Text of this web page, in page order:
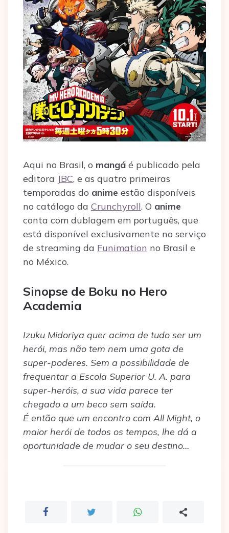
Aqui no Brasil, o mangá é publicado pela
editora JBC, e as quatro primeiras
temporadas do anime estão disponíveis
no catálogo da Crunchyroll. O anime
conta com dublagem em português, que
está disponível exclusivamente no serviço
de streaming da Funimation no Brasil e
no México.
Sinopse de Boku no Hero
Academia
Izuku Midoriya quer acima de tudo ser um
herói, mas não tem nem uma gota de
super-poderes. Sem a possibilidade de
frequentar a Escola Superior U. A. para
super-heróis, a sua vida parece ter
chegado a um beco sem saída.
É então que um encontro com All Might, o
maior herói de todos os tempos, lhe dá a
oportunidade de mudar o seu destino…